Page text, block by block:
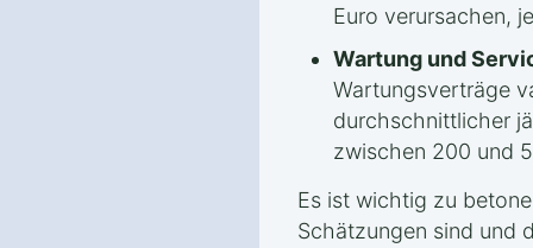
Euro verursachen,
Wartung und
Wartungsverträge
durchschnittlicher
zwischen 200 und
Es ist wichtig zu
Schätzungen sind und